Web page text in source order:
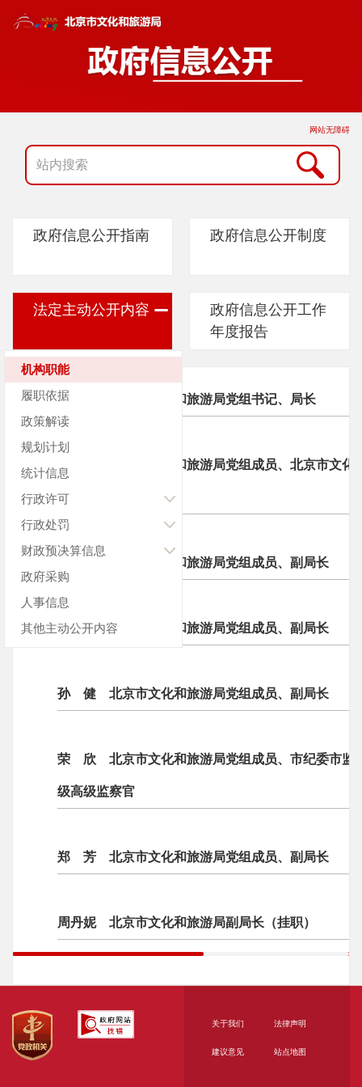
网站无障碍
政府信息公开指南 政府信息公开制度
法定主动公开内容
机构职能
履职依据
政策解读
规划计划
统计信息
行政许可
行政处罚
财政预决算信息
政府采购
人事信息
其他主动公开内容
政府信息公开工作
年度报告
郭怀刚 北京市文化和旅游局党组书记、局长
曹鹏程 北京市文化和旅游局党组成员、北京市文化
级巡视员
林 亮 北京市文化和旅游局党组成员、副局长
徐振涛 北京市文化和旅游局党组成员、副局长
孙 健 北京市文化和旅游局党组成员、副局长
荣 欣 北京市文化和旅游局党组成员、市纪委市监
级高级监察官
郑 芳 北京市文化和旅游局党组成员、副局长
周丹妮 北京市文化和旅游局副局长（挂职）
关于我们 法律声明
建议意见 站点地图